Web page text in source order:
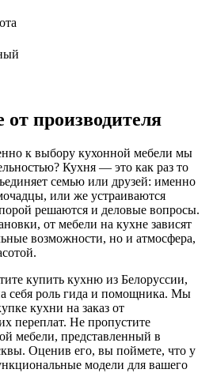
производителя
к выбору кухонной мебели мы
Кухня — это как раз то
семью или друзей: именно
или же устраиваются
решаются и деловые вопросы.
от мебели на кухне зависят
возможности, но и атмосфера,
купить кухню из Белоруссии,
себя роль гида и помощника. Мы
кухни на заказ от
переплат. Не пропустите
мебели, представленный в
Оценив его, вы поймете, что у
модели для вашего